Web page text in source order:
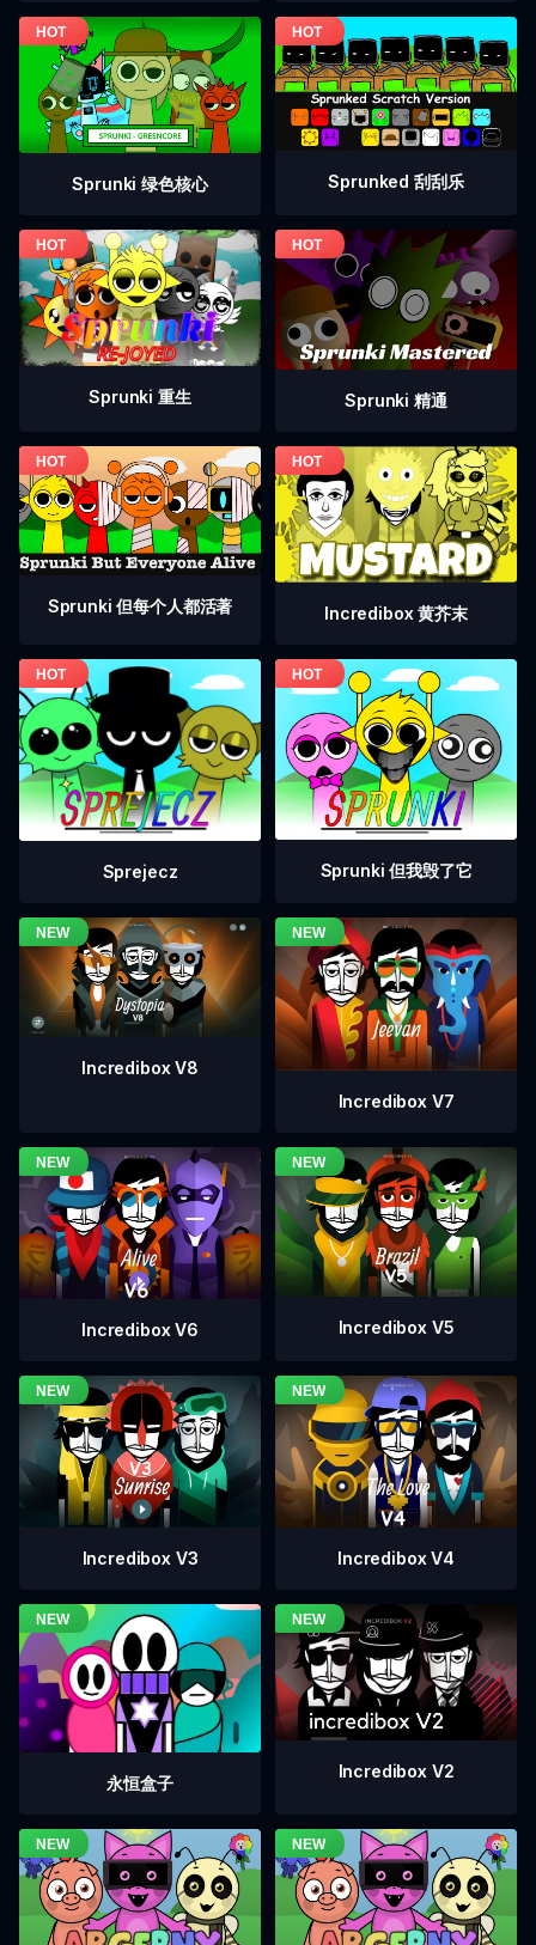
Sprunki 绿色核心 Sprunked 刮刮乐
Sprunki 重生 Sprunki 精通
Sprunki 但每个人都活著 Incredibox 黄芥末
Sprejecz Sprunki 但我毁了它
Incredibox V8
Incredibox V7
Incredibox V6 Incredibox V5
Incredibox V3 Incredibox V4
永恒盒子
Incredibox V2